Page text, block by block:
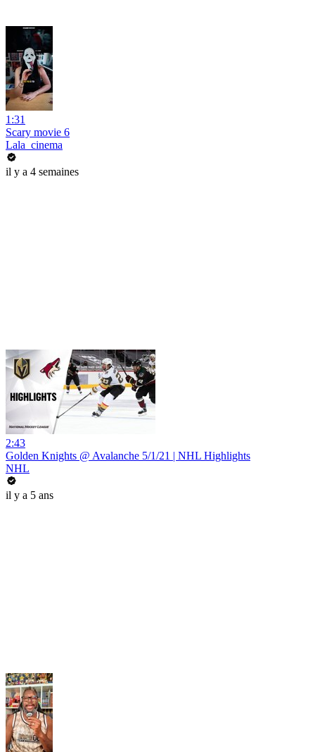
1:31
Scary movie 6
Lala_cinema
il y a 4 semaines
2:43
Golden Knights @ Avalanche 5/1/21 | NHL Highlights
NHL
il y a 5 ans